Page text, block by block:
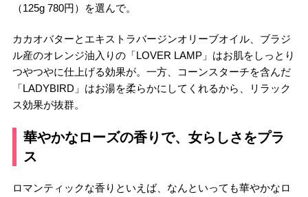
（125g 780円）を選んで。
カカオバターとエキストラバージンオリーブオイル、ブラジ
ル産のオレンジ油入りの「LOVER LAMP」はお肌をしっとり
つやつやに仕上げる効果が。一方、コーンスターチを含んだ
「LADYBIRD」はお湯を柔らかにしてくれるから、リラック
ス効果が抜群。
華やかなローズの香りで、女らしさをプラ
ス
ロマンティックな香りといえば、なんといっても華やかなロ